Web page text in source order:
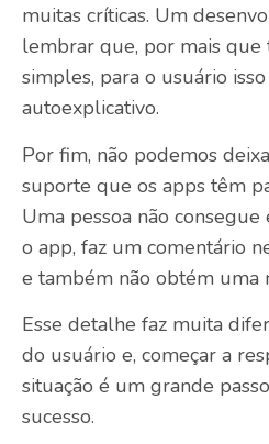
muitas críticas. Um
lembrar que, por mais que
simples, para o usuário
autoexplicativo.
Por fim, não podemos
suporte que os apps têm
Uma pessoa não
o app, faz um comentário
e também não obtém uma
Esse detalhe faz muita
do usuário e, começar a
situação é um grande
sucesso.